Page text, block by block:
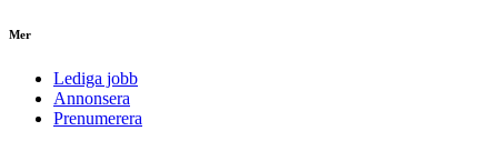
Mer
Lediga jobb
Annonsera
Prenumerera